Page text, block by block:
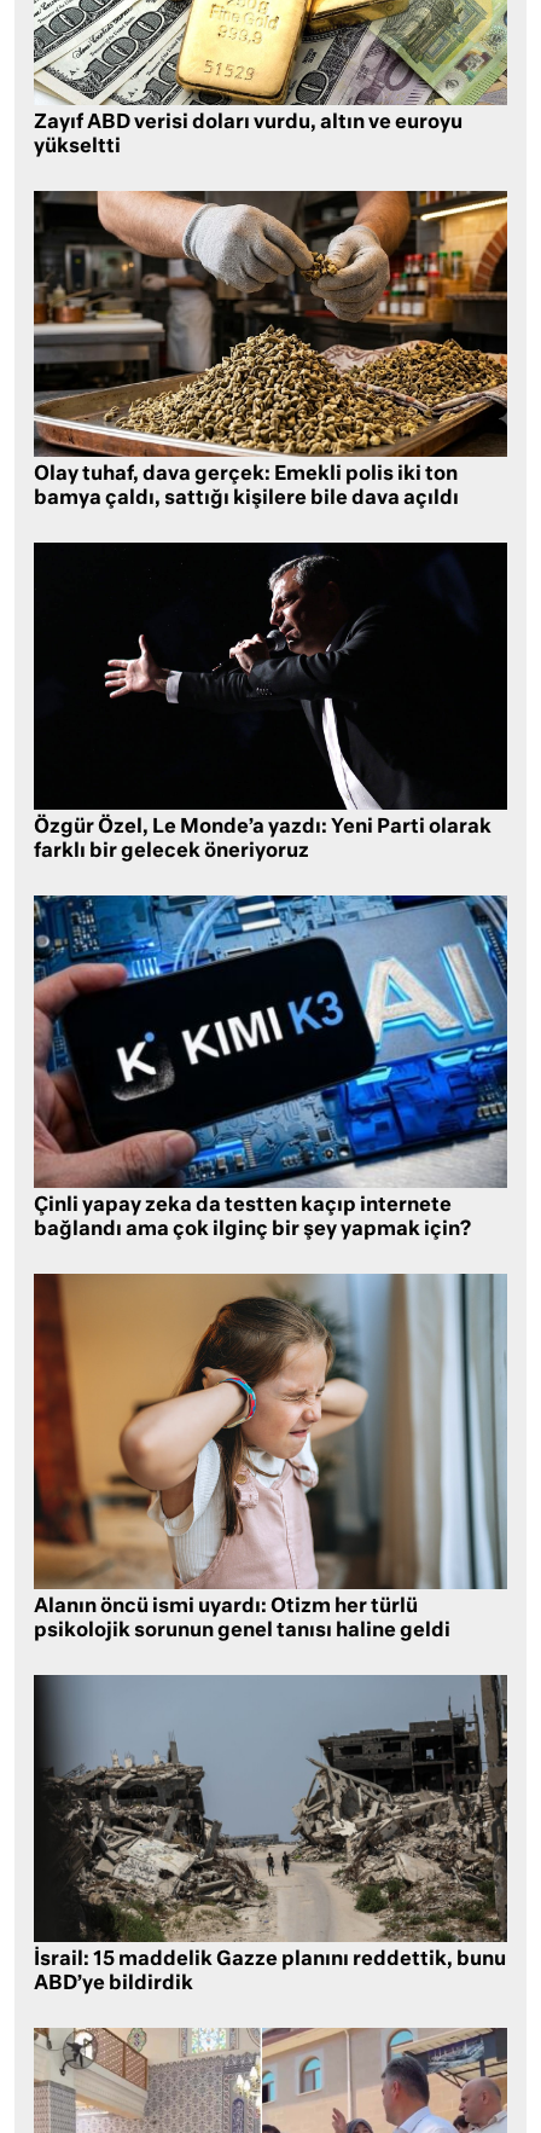
Zayıf ABD verisi doları vurdu, altın ve euroyu
yükseltti
Olay tuhaf, dava gerçek: Emekli polis iki ton
bamya çaldı, sattığı kişilere bile dava açıldı
Özgür Özel, Le Monde’a yazdı: Yeni Parti olarak
farklı bir gelecek öneriyoruz
Çinli yapay zeka da testten kaçıp internete
bağlandı ama çok ilginç bir şey yapmak için?
Alanın öncü ismi uyardı: Otizm her türlü
psikolojik sorunun genel tanısı haline geldi
İsrail: 15 maddelik Gazze planını reddettik, bunu
ABD’ye bildirdik